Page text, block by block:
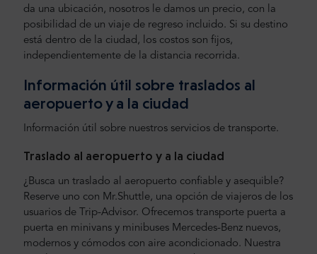
da una ubicación, nosotros le damos un precio, con la
posibilidad de un viaje de regreso incluido. Si su destino
está dentro de la ciudad, los costos son fijos,
independientemente de la distancia recorrida.
Información útil sobre traslados al
aeropuerto y a la ciudad
Información útil sobre nuestros servicios de transporte.
Traslado al aeropuerto y a la ciudad
¿Busca un traslado al aeropuerto confiable y asequible?
Reserve uno con Mr.Shuttle, una opción de viajeros de los
usuarios de Trip-Advisor. Ofrecemos transporte puerta a
puerta en minivans y minibuses Mercedes-Benz nuevos,
modernos y cómodos con aire acondicionado. Nuestra